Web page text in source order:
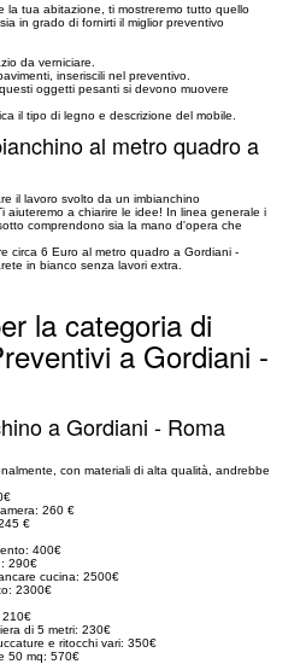
la tua abitazione, ti mostreremo tutto quello
in grado di fornirti il miglior preventivo
da verniciare.
inseriscili nel preventivo.
oggetti pesanti si devono muovere
il tipo di legno e descrizione del mobile.
al metro quadro a
il lavoro svolto da un imbianchino
aiuteremo a chiarire le idee! In linea generale i
comprendono sia la mano d'opera che
circa 6 Euro al metro quadro a Gordiani -
in bianco senza lavori extra.
la categoria di
a Gordiani -
a Gordiani - Roma
con materiali di alta qualità, andrebbe
260 €
€
400€
290€
cucina: 2500€
2300€
210€
di 5 metri: 230€
e ritocchi vari: 350€
50 mq: 570€